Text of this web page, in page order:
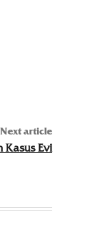
Next article
Evi